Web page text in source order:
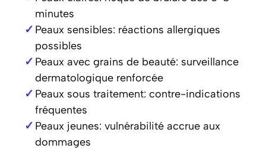
minutes
Peaux sensibles: réactions allergiques
possibles
Peaux avec grains de beauté: surveillance
dermatologique renforcée
Peaux sous traitement: contre-indications
fréquentes
Peaux jeunes: vulnérabilité accrue aux
dommages